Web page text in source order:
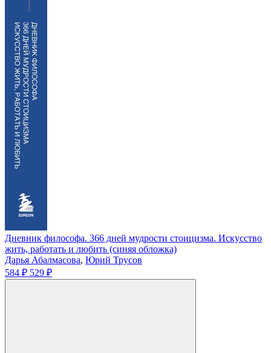
Дневник философа. 366 дней мудрости стоицизма. Искусство
жить, работать и любить (синяя обложка)
Дарья Абалмасова, Юрий Трусов
584 ₽ 529 ₽